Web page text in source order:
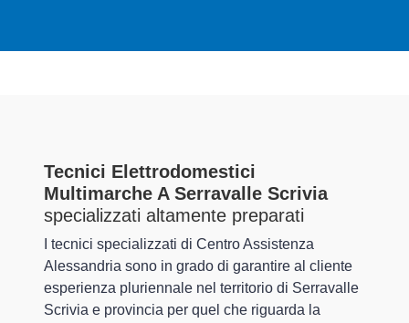
Tecnici Elettrodomestici
Multimarche A Serravalle Scrivia
specializzati altamente preparati
I tecnici specializzati di Centro Assistenza
Alessandria sono in grado di garantire al cliente
esperienza pluriennale nel territorio di Serravalle
Scrivia e provincia per quel che riguarda la